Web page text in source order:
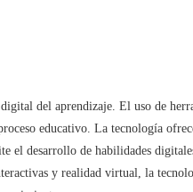
del aprendizaje. El uso de
educativo. La tecnología
desarrollo de habilidades
y realidad virtual, la